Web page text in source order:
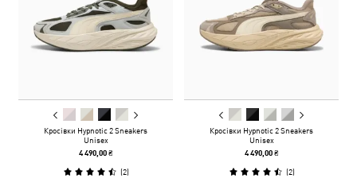
Кросівки Hypnotic 2 Sneakers
Unisex
4 490,00 ₴
(2)
Кросівки Hypnotic 2 Sneakers
Unisex
4 490,00 ₴
(2)